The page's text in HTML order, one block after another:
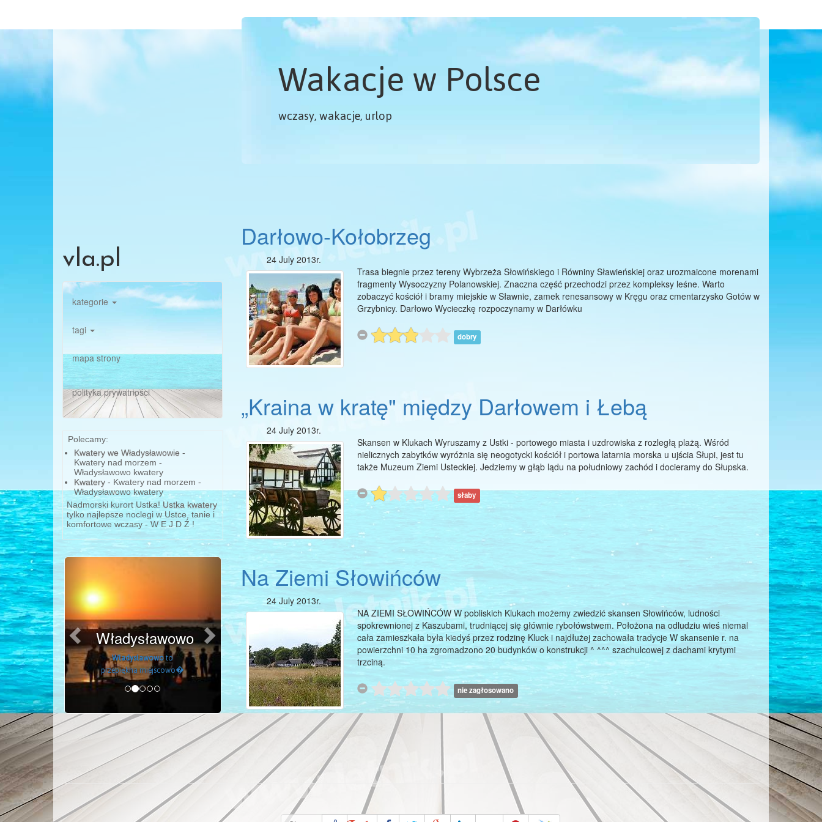
vla.pl
kategorie
tagi
mapa strony
polityka prywatności
Polecamy:
Kwatery we Władysławowie -
Kwatery nad morzem -
Władysławowo kwatery
Kwatery - Kwatery nad morzem -
Władysławowo kwatery
Nadmorski kurort Ustka! Ustka kwatery
tylko najlepsze noclegi w Ustce, tanie i
komfortowe wczasy - W E J D Ź !
Władysławowo
Władysławowoto
przepiękna miejscowo�
Ustka
Ustkajest bardzo znanym
miasteczk
Next
Wakacje w Polsce
wczasy, wakacje, urlop
Darłowo-Kołobrzeg
24 July 2013r.
Trasa biegnie przez tereny Wybrzeża Słowińskiego i Równiny Sławieńskiej oraz urozmaicone morenami
fragmenty Wysoczyzny Polanowskiej. Znaczna część przechodzi przez kompleksy leśne. Warto
zobaczyć kościół i bramy miejskie w Sławnie, zamek renesansowy w Kręgu oraz cmentarzysko Gotów w
Grzybnicy. Darłowo Wycieczkę rozpoczynamy w Darłówku
dobry
„Kraina w kratę" między Darłowem i Łebą
24 July 2013r.
Skansen w Klukach Wyruszamy z Ustki - portowego miasta i uzdrowiska z rozległą plażą. Wśród
nielicznych zabytków wyróżnia się neogotycki kościół i portowa latarnia morska u ujścia Słupi, jest tu
także Muzeum Ziemi Usteckiej. Jedziemy w głąb lądu na południowy zachód i docieramy do Słupska.
słaby
Na Ziemi Słowińców
24 July 2013r.
NA ZIEMI SŁOWIŃCÓW W pobliskich Klukach możemy zwiedzić skansen Słowińców, ludności
spokrewnionej z Kaszubami, trudniącej się głównie rybołówstwem. Położona na odludziu wieś niemal
cała zamieszkała była kiedyś przez rodzinę Kluck i najdłużej zachowała tradycje W skansenie r. na
powierzchni 10 ha zgromadzono 20 budynków o konstrukcji ^ ^^^ szachulcowej z dachami krytymi
trzciną.
nie zagłosowano